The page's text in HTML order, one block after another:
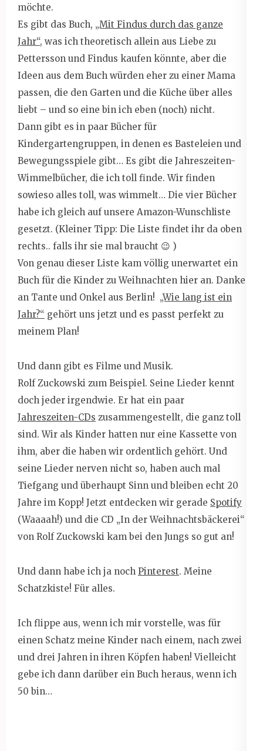
möchte.
Es gibt das Buch, „Mit Findus durch das ganze
Jahr“, was ich theoretisch allein aus Liebe zu
Pettersson und Findus kaufen könnte, aber die
Ideen aus dem Buch würden eher zu einer Mama
passen, die den Garten und die Küche über alles
liebt – und so eine bin ich eben (noch) nicht.
Dann gibt es in paar Bücher für
Kindergartengruppen, in denen es Basteleien und
Bewegungsspiele gibt… Es gibt die Jahreszeiten-
Wimmelbücher, die ich toll finde. Wir finden
sowieso alles toll, was wimmelt… Die vier Bücher
habe ich gleich auf unsere Amazon-Wunschliste
gesetzt. (Kleiner Tipp: Die Liste findet ihr da oben
rechts.. falls ihr sie mal braucht 😉 )
Von genau dieser Liste kam völlig unerwartet ein
Buch für die Kinder zu Weihnachten hier an. Danke
an Tante und Onkel aus Berlin! „Wie lang ist ein
Jahr?“ gehört uns jetzt und es passt perfekt zu
meinem Plan!
Und dann gibt es Filme und Musik.
Rolf Zuckowski zum Beispiel. Seine Lieder kennt
doch jeder irgendwie. Er hat ein paar
Jahreszeiten-CDs zusammengestellt, die ganz toll
sind. Wir als Kinder hatten nur eine Kassette von
ihm, aber die haben wir ordentlich gehört. Und
seine Lieder nerven nicht so, haben auch mal
Tiefgang und überhaupt Sinn und bleiben echt 20
Jahre im Kopp! Jetzt entdecken wir gerade Spotify
(Waaaah!) und die CD „In der Weihnachtsbäckerei“
von Rolf Zuckowski kam bei den Jungs so gut an!
Und dann habe ich ja noch Pinterest. Meine
Schatzkiste! Für alles.
Ich flippe aus, wenn ich mir vorstelle, was für
einen Schatz meine Kinder nach einem, nach zwei
und drei Jahren in ihren Köpfen haben! Vielleicht
gebe ich dann darüber ein Buch heraus, wenn ich
50 bin…